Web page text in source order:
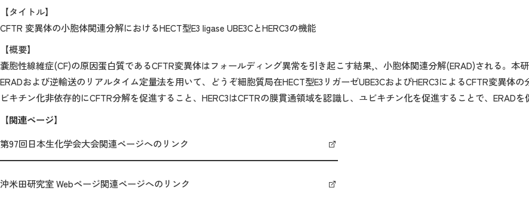
【タイトル】
CFTR 変異体の小胞体関連分解におけるHECT型E3 ligase UBE3CとHERC3の機能
【概要】
嚢胞性線維症(CF)の原因蛋白質であるCFTR変異体はフォールディング異常を引き起こす結果,、小胞体関連分解(ERAD)される。本
ERADおよび逆輸送のリアルタイム定量法を用いて、どうぞ細胞質局在HECT型E3リガーゼUBE3CおよびHERC3によるCFTR変異体
ビキチン化非依存的にCFTR分解を促進すること、HERC3はCFTRの膜貫通領域を認識し、ユビキチン化を促進することで、ERADを
【関連ページ】
第97回日本生化学会大会関連ページへのリンク
沖米田研究室 Webページ関連ページへのリンク